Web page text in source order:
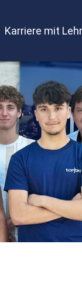
Karriere mit